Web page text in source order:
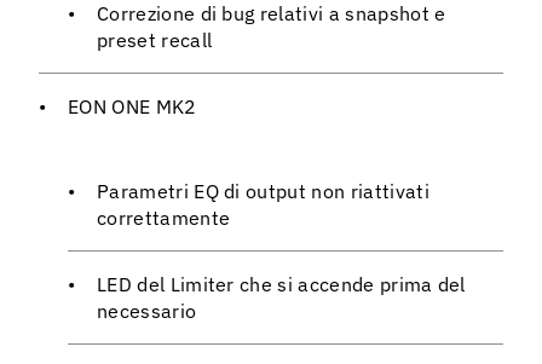
Correzione di bug relativi a snapshot e
preset recall
EON ONE MK2
Parametri EQ di output non riattivati
correttamente
LED del Limiter che si accende prima del
necessario